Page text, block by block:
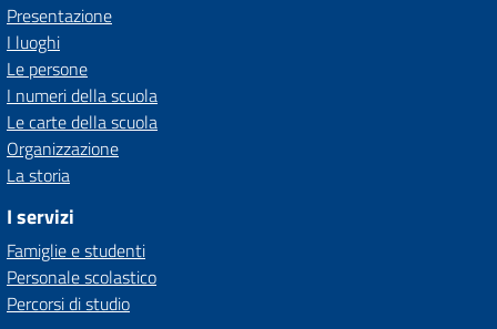
Presentazione
I luoghi
Le persone
I numeri della scuola
Le carte della scuola
Organizzazione
La storia
I servizi
Famiglie e studenti
Personale scolastico
Percorsi di studio